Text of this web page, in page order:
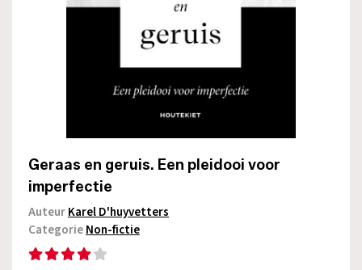
Geraas en geruis. Een pleidooi voor
imperfectie
AuteurKarel D'huyvetters
CategorieNon-fictie